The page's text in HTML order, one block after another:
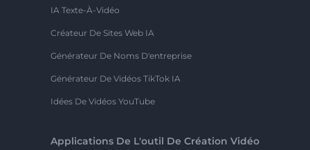
IA Texte-À-Vidéo
Créateur De Sites Web IA
Générateur De Noms D'entreprise
Générateur De Vidéos TikTok IA
Idées De Vidéos YouTube
Applications De L'outil De Création Vidéo